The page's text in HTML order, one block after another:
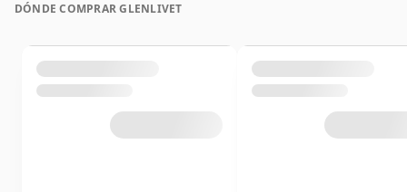
DÓNDE COMPRAR GLENLIVET